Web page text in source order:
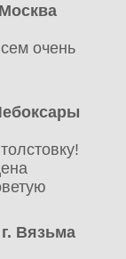
очень
Вязьма